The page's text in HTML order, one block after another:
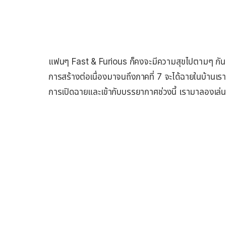
แฟนๆ Fast & Furious ก็คงจะมีความสุขไปตามๆ
การสร้างต่อเนื่องมาจนถึงภาคที่ 7 จะได้ฉายในบ้าน
การเปิดฉายและเข้ากับบรรยากาศช่วงนี้ เรามาลอ